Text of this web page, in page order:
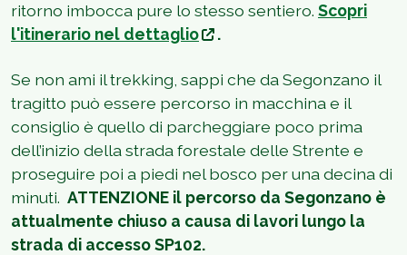
ritorno imbocca pure lo stesso sentiero. Scopri
l'itinerario nel dettaglio
.
Se non ami il trekking, sappi che da Segonzano il
tragitto può essere percorso in macchina e il
consiglio è quello di parcheggiare poco prima
dell’inizio della strada forestale delle Strente e
proseguire poi a piedi nel bosco per una decina di
minuti. ATTENZIONE il percorso da Segonzano è
attualmente chiuso a causa di lavori lungo la
strada di accesso SP102.